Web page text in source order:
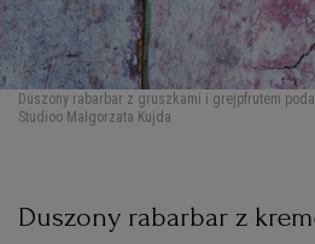
Duszony rabarbar z gruszkami i grejpfrutem
Studioo Małgorzata Kujda
Duszony rabarbar z